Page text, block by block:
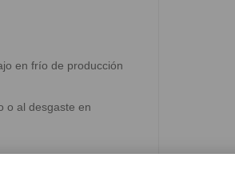
en frío de producción
o al desgaste en
Sleipner se